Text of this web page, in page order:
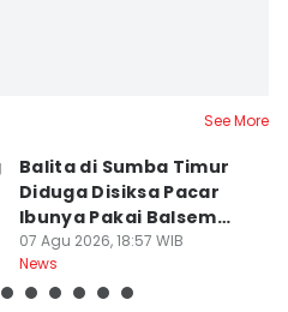
See More
Balita di Sumba Timur
Diduga Disiksa Pacar
Ibunya Pakai Balsem
dan Cabai
07 Agu 2026, 18:57 WIB
News